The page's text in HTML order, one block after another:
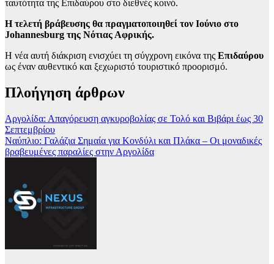
ταυτότητα της Επιδαύρου στο διεθνές κοινό.
Η τελετή βράβευσης θα πραγματοποιηθεί τον Ιούνιο στο
Johannesburg της Νότιας Αφρικής.
Η νέα αυτή διάκριση ενισχύει τη σύγχρονη εικόνα της Επιδαύρου
ως έναν αυθεντικό και ξεχωριστό τουριστικό προορισμό.
Πλοήγηση άρθρων
Αργολίδα: Απαγόρευση αγκυροβολίας σε Τολό και Βιβάρι έως 30
Σεπτεμβρίου
Ναύπλιο: Γαλάζια Σημαία για Κονδύλι και Πλάκα – Οι μοναδικές
βραβευμένες παραλίες στην Αργολίδα